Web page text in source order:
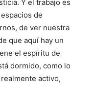
Y el trabajo es
de
de ver nuestra
que aquí hay un
el espíritu de
dormido, como lo
activo,